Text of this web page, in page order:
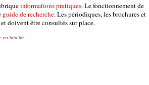
informations pratiques. Le fonctionnement de
guide de recherche. Les périodiques, les brochures et
doivent être consultés sur place.
recherche